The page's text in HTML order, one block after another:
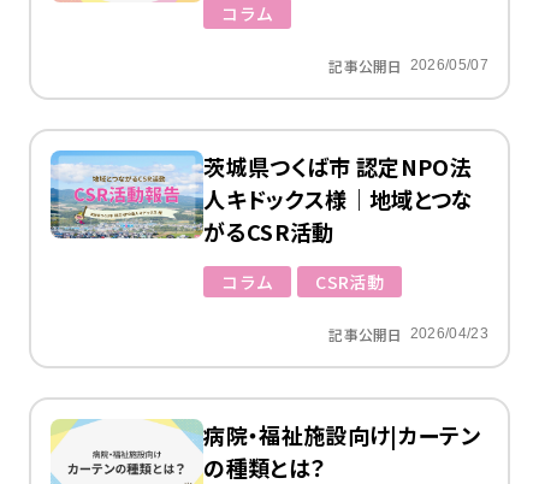
コラム
記事公開日 2026/05/07
茨城県つくば市 認定NPO法
人キドックス様｜地域とつな
がるCSR活動
コラム CSR活動
記事公開日 2026/04/23
病院・福祉施設向け|カーテン
の種類とは？